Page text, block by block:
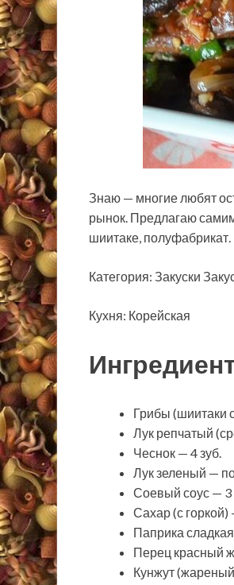
Знаю — многие любят
рынок. Предлагаю
шиитаке,
Категория: Закуски
Кухня: Корейская
Грибы (шиитаки
Лук репчатый
Чеснок — 4 зуб.
Лук зеленый —
Соевый соус — 3
Сахар (с горкой)
Паприка
Перец красный
Кунжут